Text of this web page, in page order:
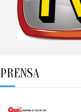
PRENSA